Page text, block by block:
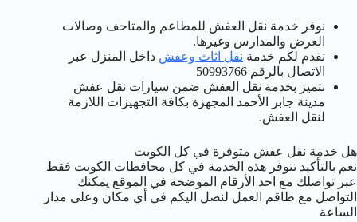
نوفر خدمة نقل العفش للمطاعم والمتاحف وصالات
العرض والمدارس وغيرها.
نقدم لكم خدمة نقل اثاث وعفش داخل المنزل عبر
الاتصال بالرقم 50993766
نتميز بخدمة نقل العفش ضمن سيارات نقل عفش
مدينة جابر الأحمد المجهزة بكافة التجهيزات اللازمة
لنقل العفش.
هل خدمة نقل عفش متوفرة في كل الكويت
نعم بالتأكيد تتوفر هذه الخدمة في كل محافظات الكويت فقط
عبر تواصلك مع احد الأرقام الموضحة في الموقع يمكنك
التواصل مع طاقم العمل لنصل اليكم في أي مكان وعلى مدار
الساعة